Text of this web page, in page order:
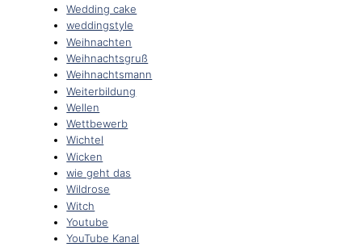
Wedding cake
weddingstyle
Weihnachten
Weihnachtsgruß
Weihnachtsmann
Weiterbildung
Wellen
Wettbewerb
Wichtel
Wicken
wie geht das
Wildrose
Witch
Youtube
YouTube Kanal